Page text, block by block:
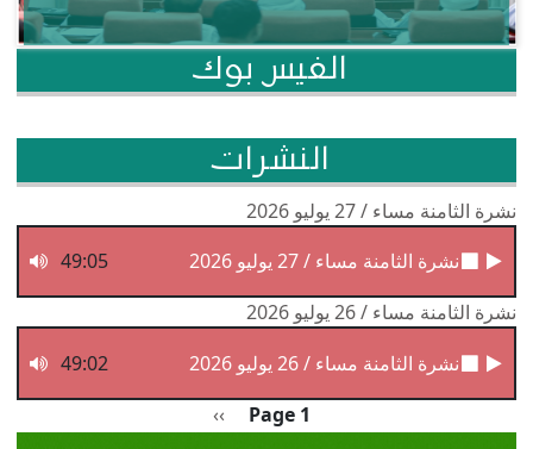
الفيس بوك
النشرات
نشرة الثامنة مساء / 27 يوليو 2026
نشرة الثامنة مساء / 27 يوليو 2026
49:05
نشرة الثامنة مساء / 26 يوليو 2026
نشرة الثامنة مساء / 26 يوليو 2026
49:02
Page 1 الصفحة التالية
››